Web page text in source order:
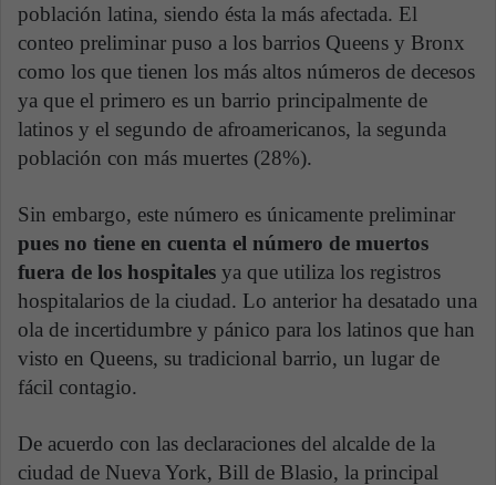
población latina, siendo ésta la más afectada. El
conteo preliminar puso a los barrios Queens y Bronx
como los que tienen los más altos números de decesos
ya que el primero es un barrio principalmente de
latinos y el segundo de afroamericanos, la segunda
población con más muertes (28%).
Sin embargo, este número es únicamente preliminar
pues no tiene en cuenta el número de muertos
fuera de los hospitales ya que utiliza los registros
hospitalarios de la ciudad. Lo anterior ha desatado una
ola de incertidumbre y pánico para los latinos que han
visto en Queens, su tradicional barrio, un lugar de
fácil contagio.
De acuerdo con las declaraciones del alcalde de la
ciudad de Nueva York, Bill de Blasio, la principal